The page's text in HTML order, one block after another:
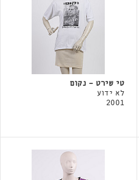
טי שירט - נקום
לא ידוע
2001